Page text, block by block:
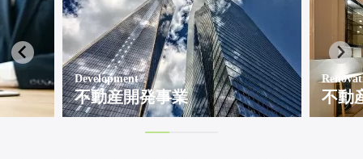
Development
不動産開発事業 不動